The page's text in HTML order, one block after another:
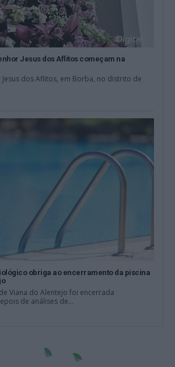
Jesus dos Aflitos começam na
Jesus dos Aflitos, em Borba, no distrito de
obriga ao encerramento da piscina
Viana do Alentejo foi encerrada
de análises de...